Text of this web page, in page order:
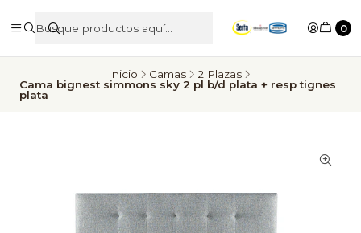
0
Inicio Camas
2 Plazas
Cama bignest simmons sky 2 pl b/d plata + resp tignes
plata